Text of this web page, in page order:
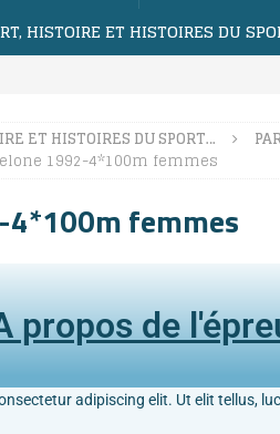
HISTOIRE ET HISTOIRES DU
ET HISTOIRES DU SPORT…
1992-4*100m femmes
femmes
propos de
adipiscing elit. Ut elit tellus,